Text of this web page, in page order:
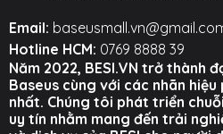
🔨Độ bền:Viền gia cố
Hình ảnh sản phẩm
Email:
Hotline HCM: 0769 8888 39
Năm 2022, BESI.VN trở thành
Baseus cùng với các nhãn
nhất. Chúng tôi phát triển
uy tín nhằm mang đến trải